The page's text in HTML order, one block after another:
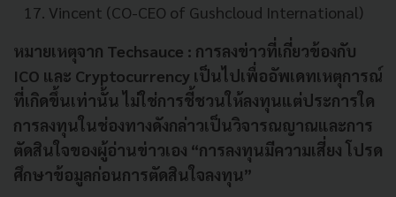
Vincent (CO-CEO of Gushcloud International)
หมายเหตุจาก Techsauce : การลงข่าวที่เกี่ยวข้องกับ
ICO และ Cryptocurrency เป็นไปเพื่ออัพเดทเหตุการณ์
ที่เกิดขึ้นเท่านั้น ไม่ใช่การชี้ชวนให้ลงทุนแต่ประการใด
การลงทุนในช่องทางดังกล่าวเป็นวิจารณญาณและการ
ตัดสินใจของผู้อ่านข่าวเอง “การลงทุนมีความเสี่ยง โปรด
ศึกษาข้อมูลก่อนการตัดสินใจลงทุน”